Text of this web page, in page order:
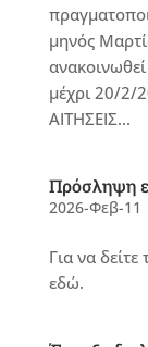
μηνός
μέχρι 20/2/
ΑΙΤΗΣΕΙΣ...
Πρόσληψη
2026-Φεβ-11
Για να
εδώ.